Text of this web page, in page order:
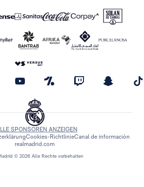
© 2026 Alle Rechte vorbehalten
SPONSOREN ANZEIGEN
Cookies-RichtlinieCanal de información
realmadrid.com